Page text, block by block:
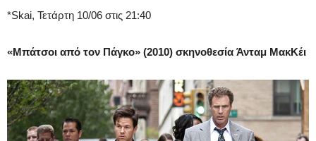
*Skai, Τετάρτη 10/06 στις 21:40
«Μπάτσοι από τον Πάγκο» (2010) σκηνοθεσία Άνταμ ΜακΚέι